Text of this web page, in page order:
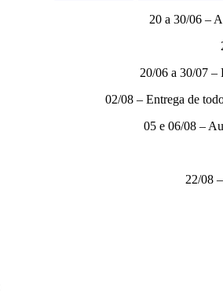
20 a 30/06 –
20/06 a 30/07 –
02/08 – Entrega de
05 e 06/08 –
22/08